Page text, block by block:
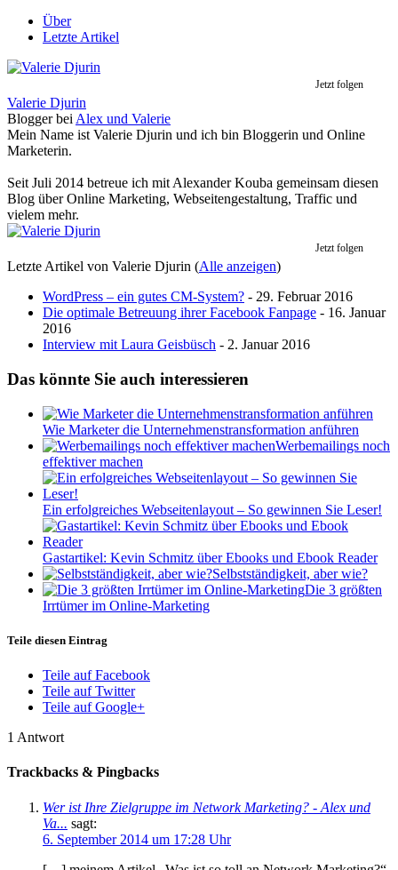
Über
Letzte Artikel
Jetzt folgen
Valerie Djurin
Bloggerbei Alex und Valerie
Mein Name ist Valerie Djurin und ich bin Bloggerin und Online
Marketerin.
Seit Juli 2014 betreue ich mit Alexander Kouba gemeinsam diesen
Blog über Online Marketing, Webseitengestaltung, Traffic und
vielem mehr.
Jetzt folgen
Letzte Artikel von Valerie Djurin (Alle anzeigen)
WordPress – ein gutes CM-System? - 29. Februar 2016
Die optimale Betreuung ihrer Facebook Fanpage - 16. Januar
2016
Interview mit Laura Geisbüsch - 2. Januar 2016
Das könnte Sie auch interessieren
Wie Marketer die Unternehmenstransformation anführen
Werbemailings noch
effektiver machen
Ein erfolgreiches Webseitenlayout – So gewinnen Sie Leser!
Gastartikel: Kevin Schmitz über Ebooks und Ebook Reader
Selbstständigkeit, aber wie?
Die 3 größten
Irrtümer im Online-Marketing
Teile diesen Eintrag
Teile auf Facebook
Teile auf Twitter
Teile auf Google+
1 Antwort
Trackbacks & Pingbacks
Wer ist Ihre Zielgruppe im Network Marketing? - Alex und
Va... sagt:
6. September 2014 um 17:28 Uhr